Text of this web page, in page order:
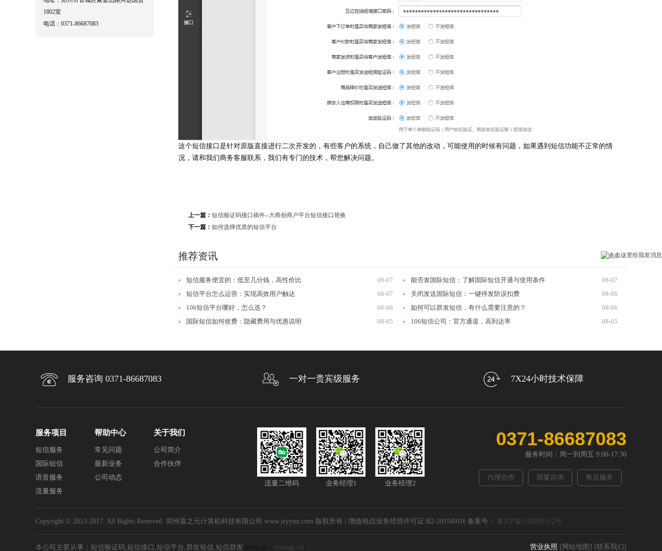
1802室
电话：0371-86687083
这个短信接口是针对原版直接进行二次开发的，有些客户的系统，自己做了其他的改动，可能使用的时候有问题，如果遇到短信功能不正常的情
况，请和我们商务客服联系，我们有专门的技术，帮您解决问题。
上一篇： 短信验证码接口插件--大商创商户平台短信接口替换
下一篇： 如何选择优质的短信平台
推荐资讯 更多>>
08-07
短信服务便宜的：低至几分钱，高性价比 08-07
能否发国际短信：了解国际短信开通与使用条件
08-07
短信平台怎么运营：实现高效用户触达 08-06
关闭发送国际短信：一键停发防误扣费
08-06
106短信平台哪好，怎么选？ 08-06
如何可以群发短信，有什么需要注意的？
08-05
国际短信如何收费：隐藏费用与优惠说明 08-05
106短信公司：官方通道，高到达率
服务咨询 0371-86687083 一对一贵宾级服务 7X24小时技术保障
服务项目
短信服务
国际短信
语音服务
流量服务
帮助中心
常见问题
最新业务
公司动态
关于我们
公司简介
合作伙伴
流量二维码 业务经理1 业务经理2
0371-86687083
服务时间：周一到周五 9:00-17:30
代理合作 我要咨询 售后服务
Copyright © 2013-2017. All Rights Reserved. 郑州嘉之元计算机科技有限公司 www.jzyyun.com 版权所有 | 增值电信业务经营许可证:B2-20194910| 备案号： 豫ICP备15030919-2号
营业执照 [网站地图] [联系我们]
本公司主要从事：短信验证码,短信接口,短信平台,群发短信,短信群发 sitemap.txt